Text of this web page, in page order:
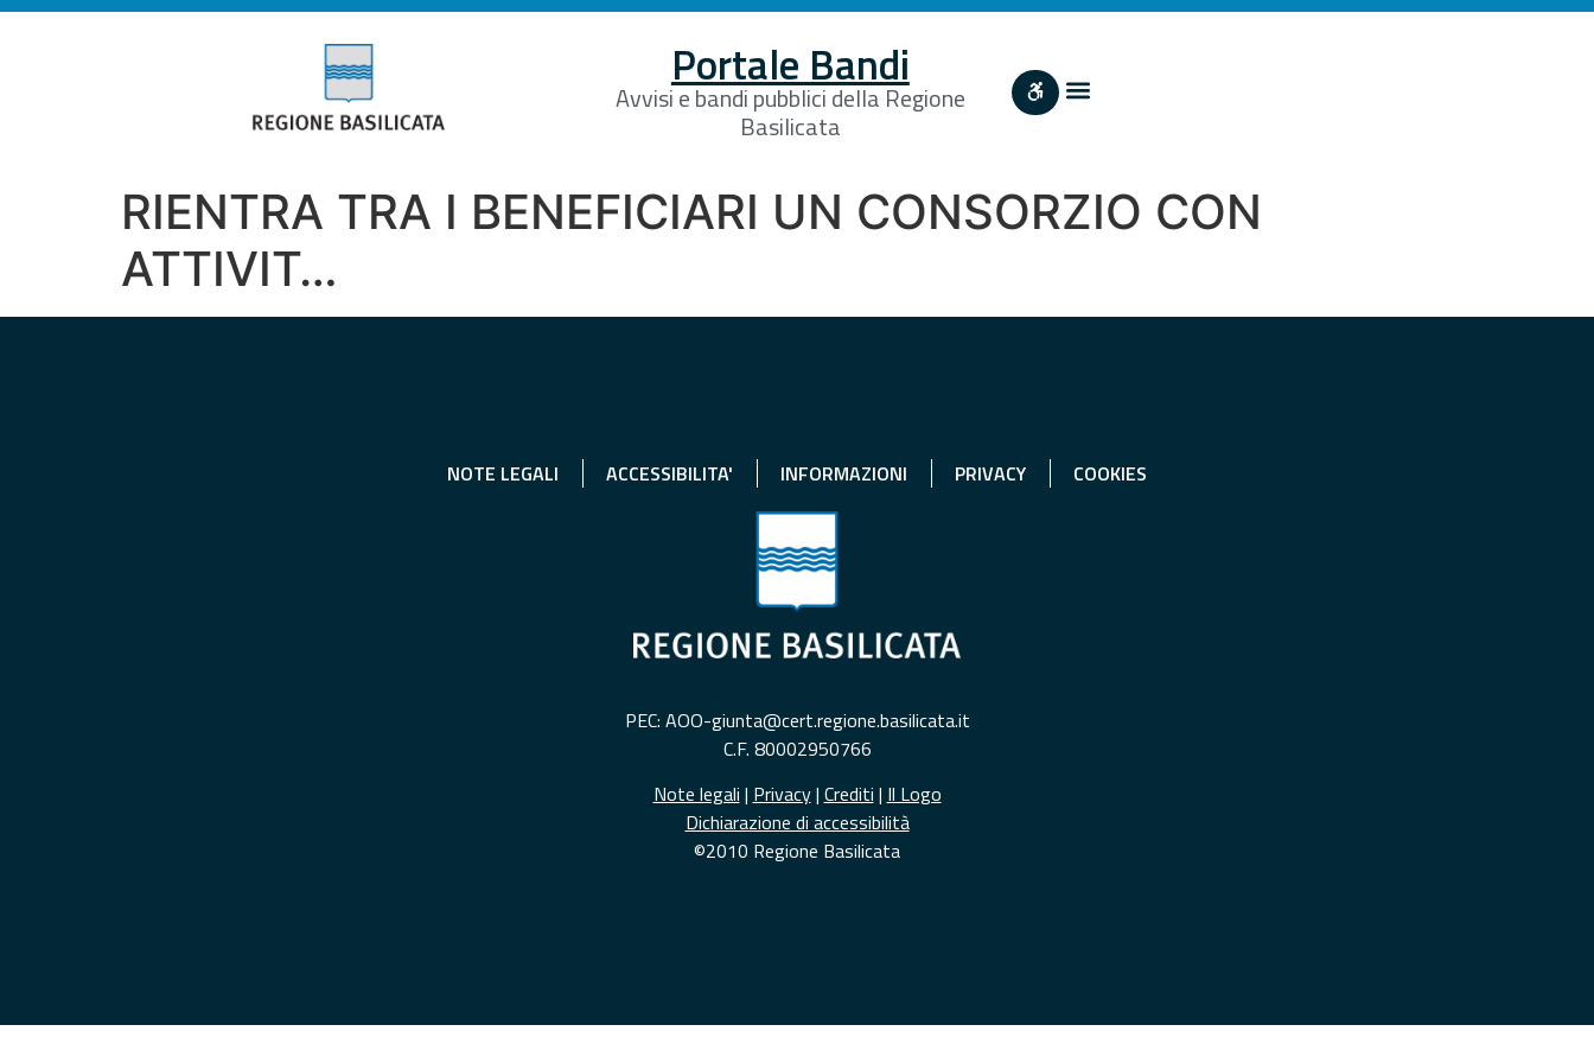
Portale Bandi
Avvisi e bandi pubblici della Regione
Basilicata
RIENTRA TRA I BENEFICIARI UN CONSORZIO CON
ATTIVIT…
NOTE LEGALI ACCESSIBILITA' INFORMAZIONI PRIVACY COOKIES
PEC: AOO-giunta@cert.regione.basilicata.it
C.F. 80002950766
Note legali | Privacy| Crediti | Il Logo
Dichiarazione di accessibilità
©2010 Regione Basilicata